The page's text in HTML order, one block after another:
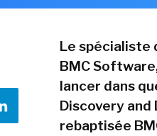
Le spécialiste
BMC
lancer dans
Discovery and
rebaptisée